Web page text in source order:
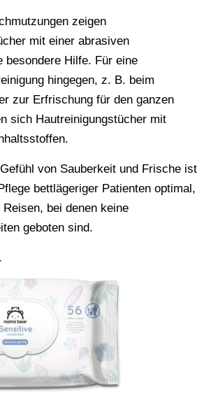
zeigen
mit einer abrasiven
besondere Hilfe. Für eine
hingegen, z. B. beim
zur Erfrischung für den ganzen
sich Hautreinigungstücher mit
von Sauberkeit und Frische ist
bettlägeriger Patienten optimal,
bei denen keine
geboten sind.